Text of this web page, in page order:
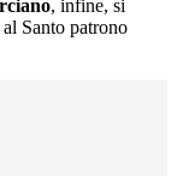
, infine, si
Santo patrono